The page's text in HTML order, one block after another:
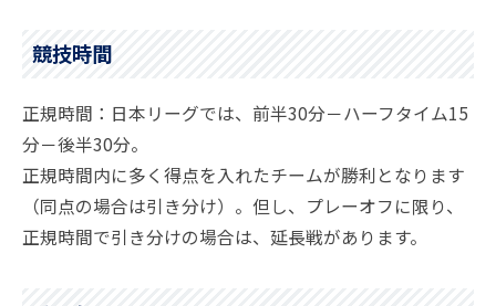
競技時間
正規時間：日本リーグでは、前半30分－ハーフタイム15
分－後半30分。
正規時間内に多く得点を入れたチームが勝利となります
（同点の場合は引き分け）。但し、プレーオフに限り、
正規時間で引き分けの場合は、延長戦があります。